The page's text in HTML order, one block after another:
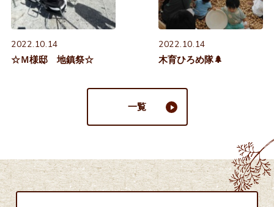
2022.10.14
☆Ｍ様邸 地鎮祭☆
2022.10.14
木育ひろめ隊🌲
一覧